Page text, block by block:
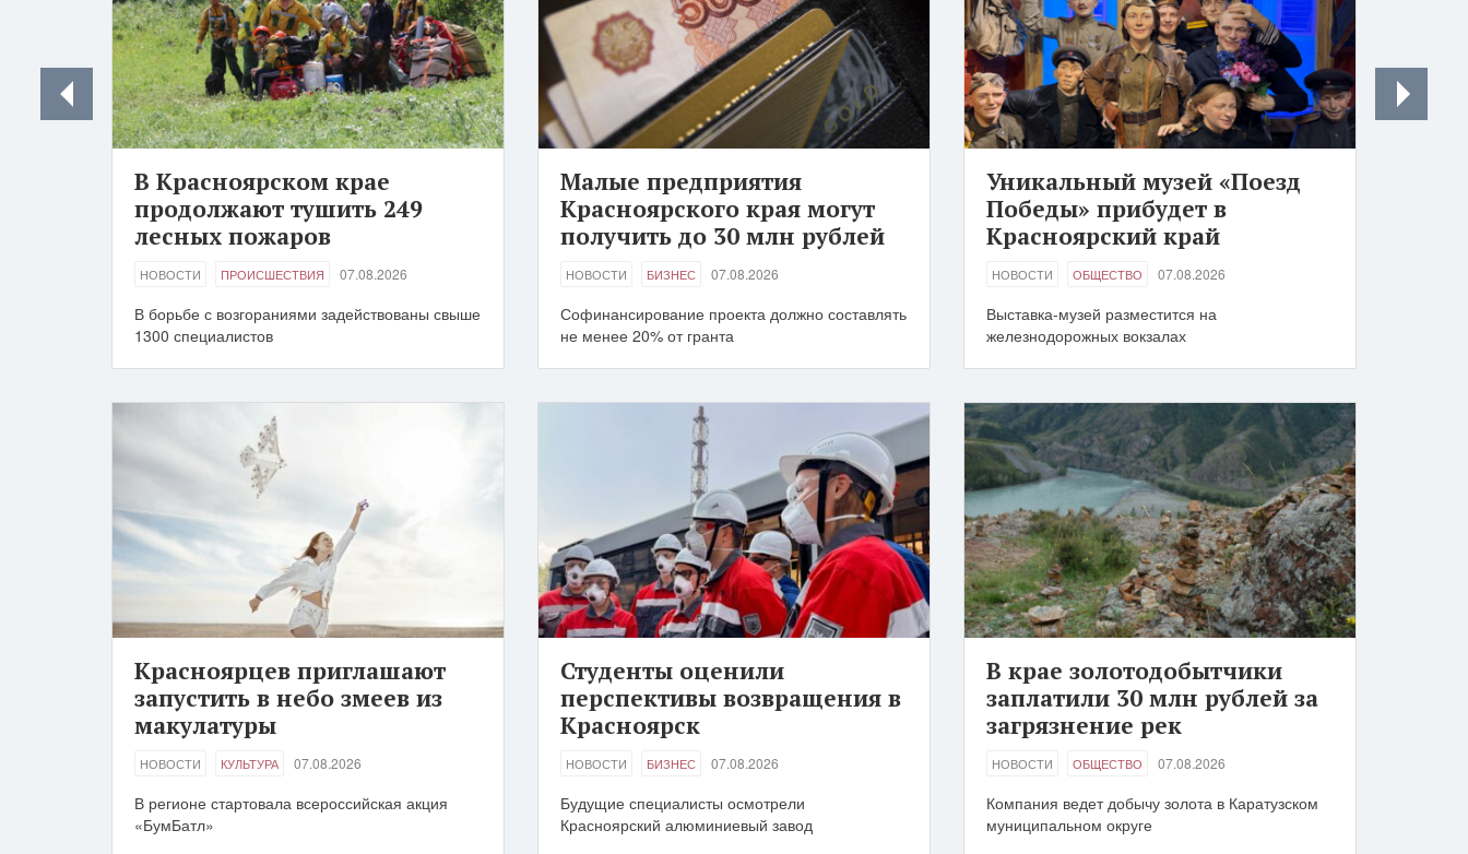
В Красноярском крае
продолжают тушить 249
лесных пожаров
НОВОСТИ ПРОИСШЕСТВИЯ 07.08.2026
В борьбе с возгораниями задействованы свыше
1300 специалистов
Малые предприятия
Красноярского края могут
получить до 30 млн рублей
НОВОСТИ БИЗНЕС 07.08.2026
Софинансирование проекта должно составлять
не менее 20% от гранта
Уникальный музей «Поезд
Победы» прибудет в
Красноярский край
НОВОСТИ ОБЩЕСТВО 07.08.2026
Выставка-музей разместится на
железнодорожных вокзалах
Красноярцев приглашают
запустить в небо змеев из
макулатуры
НОВОСТИ КУЛЬТУРА 07.08.2026
В регионе стартовала всероссийская акция
«БумБатл»
Студенты оценили
перспективы возвращения в
Красноярск
НОВОСТИ БИЗНЕС 07.08.2026
Будущие специалисты осмотрели
Красноярский алюминиевый завод
В крае золотодобытчики
заплатили 30 млн рублей за
загрязнение рек
НОВОСТИ ОБЩЕСТВО 07.08.2026
Компания ведет добычу золота в Каратузском
муниципальном округе